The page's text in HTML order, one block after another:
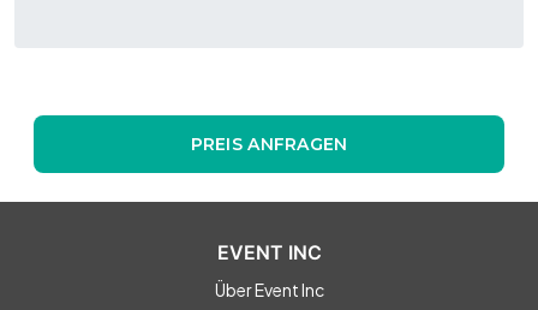
PREIS ANFRAGEN
EVENT INC
Über Event Inc